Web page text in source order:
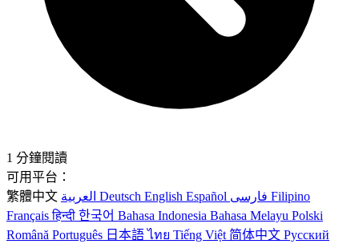
1 分鐘閱讀
可用平台：
繁體中文
Deutsch English Español
Filipino
Françaisहिन्दी 한국어 Bahasa Indonesia Bahasa Melayu Polski
Română Português 日本語ไทย Tiếng Việt 简体中文 Русский